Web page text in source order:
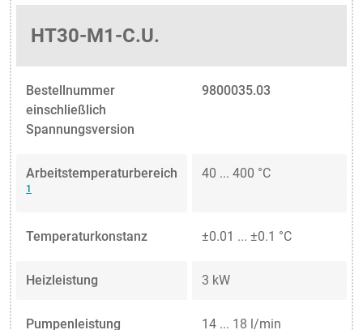
HT30-M1-C.U.
Bestellnummer
einschließlich
Spannungsversion
9800035.03
Arbeitstemperaturbereich
1
40 ... 400 °C
Temperaturkonstanz ±0.01 ... ±0.1 °C
Heizleistung 3 kW
Pumpenleistung 14 ... 18 l/min